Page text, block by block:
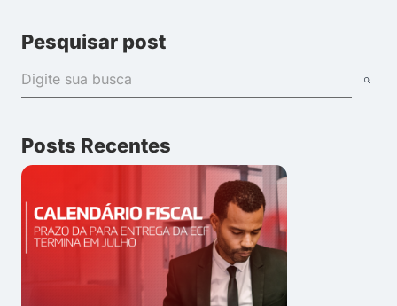
Pesquisar post
Posts Recentes